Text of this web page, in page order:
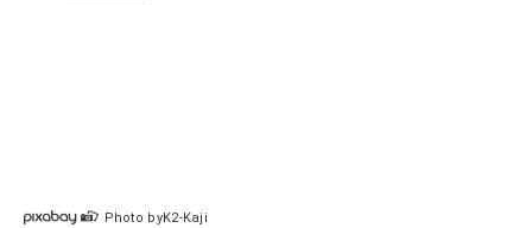
Photo byK2-Kaji